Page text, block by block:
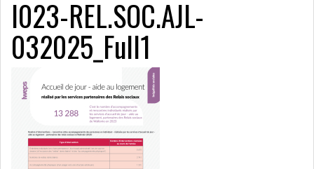
I023-REL.SOC.AJL-
032025_Full1